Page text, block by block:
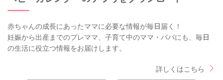
赤ちゃんの成長にあったママに必要な情報が毎日届く！
妊娠から出産までのプレママ、子育て中のママ・パパにも、毎日
の生活に役立つ情報をお届けします。
詳しくはこちら